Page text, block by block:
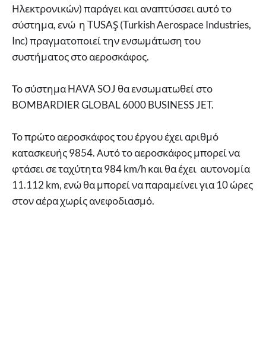
Ηλεκτρονικών) παράγει και αναπτύσσει αυτό το
σύστημα, ενώ η TUSAŞ (Turkish Aerospace Industries,
Inc) πραγματοποιεί την ενσωμάτωση του
συστήματος στο αεροσκάφος.
Το σύστημα HAVA SOJ θα ενσωματωθεί στο
BOMBARDIER GLOBAL 6000 BUSINESS JET.
Το πρώτο αεροσκάφος του έργου έχει αριθμό
κατασκευής 9854. Αυτό το αεροσκάφος μπορεί να
φτάσει σε ταχύτητα 984 km/h και θα έχει αυτονομία
11.112 km, ενώ θα μπορεί να παραμείνει για 10 ώρες
στον αέρα χωρίς ανεφοδιασμό.